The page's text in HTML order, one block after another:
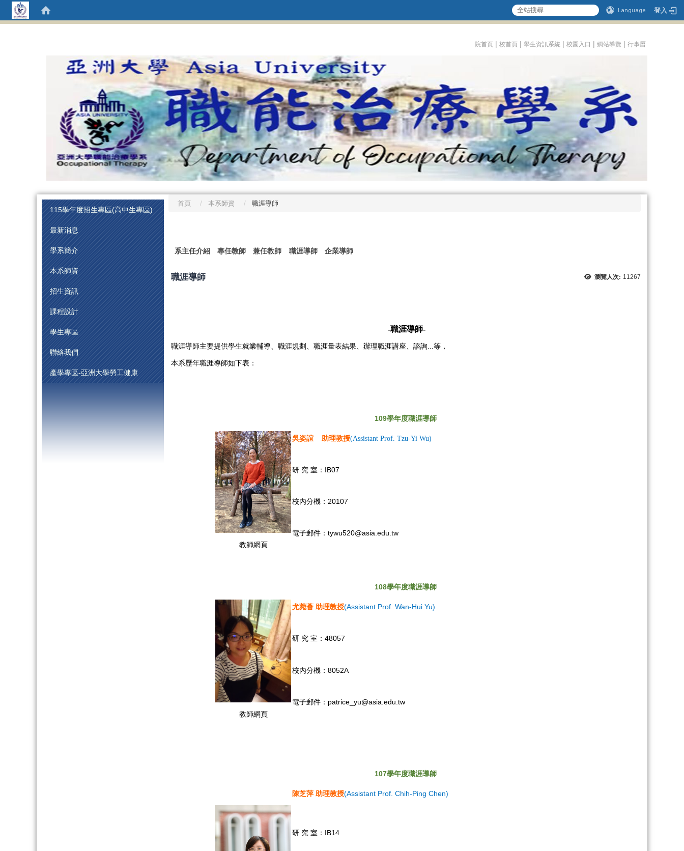
Language 登入
院首頁 | 校首頁 | 學生資訊系統 | 校園入口 | 網站導覽 | 行事曆
115學年度招生專區(高中生專區)
最新消息
學系簡介
本系師資
招生資訊
課程設計
學生專區
聯絡我們
產學專區-亞洲大學勞工健康
首頁 本系師資 職涯導師
系主任介紹 專任教師 兼任教師 職涯導師 企業導師
瀏覽人次: 11267
職涯導師
-職涯導師-
職涯導師主要提供學生就業輔導、職涯規劃、職涯量表結果、 辦理職涯講座、 諮詢...等，
本系歷年職涯導師如下表：
109學年度職涯導師
教師網頁
吳姿誼 助理教授(Assistant Prof. Tzu-Yi Wu)
研 究 室：IB07
校內分機：20107
電子郵件：tywu520@asia.edu.tw
108學年度職涯導師
教師網頁
尤菀薈 助理教授(Assistant Prof. Wan-Hui Yu)
研 究 室：48057
校內分機：8052A
電子郵件：patrice_yu@asia.edu.tw
107學年度職涯導師
陳芝萍 助理教授(Assistant Prof. Chih-Ping Chen)
研 究 室：IB14